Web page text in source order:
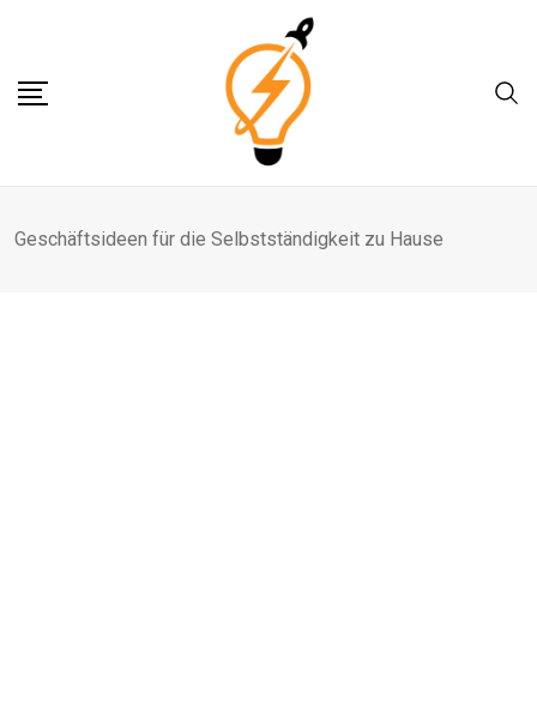
content
Geschäftsideen für die Selbstständigkeit zu Hause